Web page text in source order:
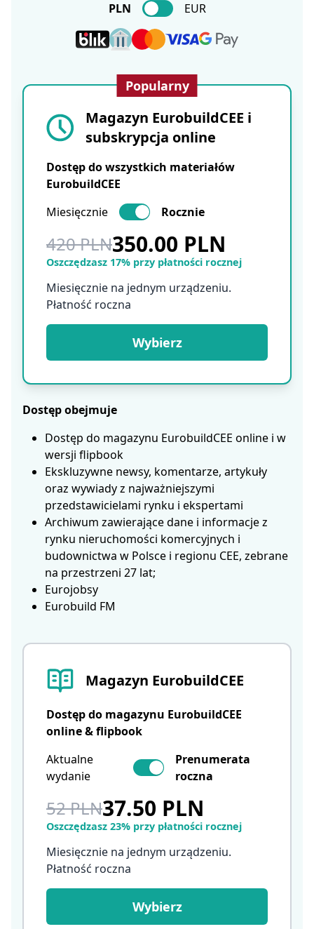
PLN EUR
Magazyn EurobuildCEE
Dostęp do magazynu EurobuildCEE
online & flipbook
Aktualne
wydanie
Prenumerata
roczna
52 PLN37.50 PLN
Oszczędzasz 23% przy płatności rocznej
Miesięcznie na jednym urządzeniu.
Płatność roczna
Wybierz
Popularny
Magazyn EurobuildCEE i
subskrypcja online
Dostęp do wszystkich materiałów
EurobuildCEE
Miesięcznie
Rocznie
420 PLN350.00 PLN
Oszczędzasz 17% przy płatności rocznej
Miesięcznie na jednym urządzeniu.
Płatność roczna
Wybierz
Dostęp obejmuje
Dostęp do magazynu EurobuildCEE online i w
wersji flipbook
Ekskluzywne newsy, komentarze, artykuły
oraz wywiady z najważniejszymi
przedstawicielami rynku i ekspertami
Archiwum zawierające dane i informacje z
rynku nieruchomości komercyjnych i
budownictwa w Polsce i regionu CEE, zebrane
na przestrzeni 27 lat;
Eurojobsy
Eurobuild FM